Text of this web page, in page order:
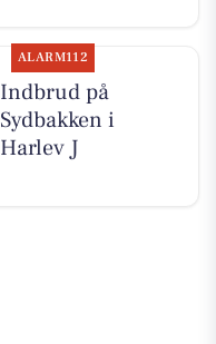
ALARM112
Indbrud på
Sydbakken i
Harlev J